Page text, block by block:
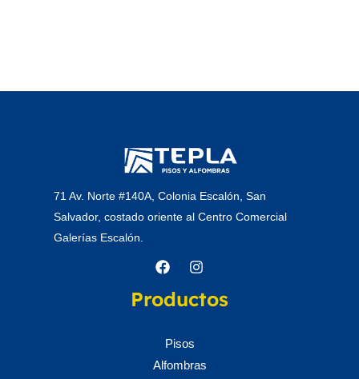
71 Av. Norte #140A, Colonia Escalón, San
Salvador, costado oriente al Centro Comercial
Galerías Escalón.
Productos
Pisos
Alfombras